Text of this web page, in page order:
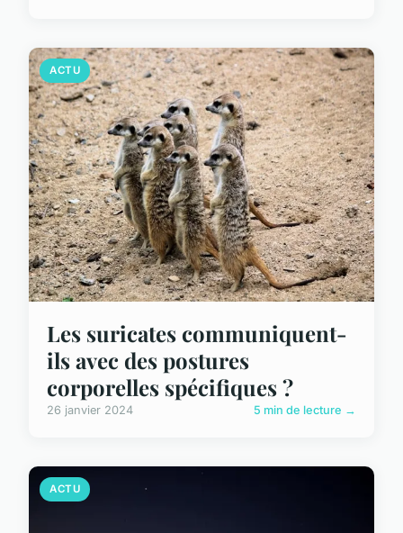
ACTU
Les suricates communiquent-
ils avec des postures
corporelles spécifiques ?
26 janvier 2024 5 min de lecture →
ACTU